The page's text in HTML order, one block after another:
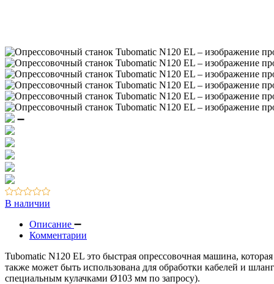
Оборудование для смазки и обдува
В наличии
Описание
Комментарии
Tubomatic N120 EL это быстрая опрессовочная машина,
также может быть использована для обработки кабелей и
специальным кулачками Ø103 мм по запросу).